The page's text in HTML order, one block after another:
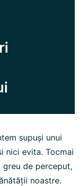
supuși unui
nici evita. Tocmai
greu de perceput,
noastre.